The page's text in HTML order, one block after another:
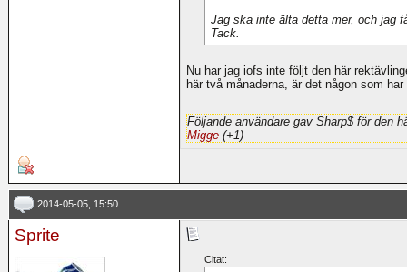
Jag ska inte älta detta mer, och jag
Tack.
Nu har jag iofs inte följt den här
här två månaderna, är det någon som
Följande användare gav Sharp$ för den
Migge (+1)
2014-05-05, 15:50
Sprite
Citat: